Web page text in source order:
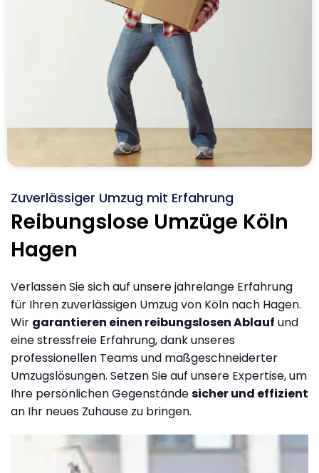
Zuverlässiger Umzug mit Erfahrung
Reibungslose Umzüge Köln
Hagen
Verlassen Sie sich auf unsere jahrelange Erfahrung
für Ihren zuverlässigen Umzug von Köln nach Hagen.
Wir garantieren einen reibungslosen Ablauf und
eine stressfreie Erfahrung, dank unseres
professionellen Teams und maßgeschneiderter
Umzugslösungen. Setzen Sie auf unsere Expertise, um
Ihre persönlichen Gegenständesicher und effizient
an Ihr neues Zuhause zu bringen.